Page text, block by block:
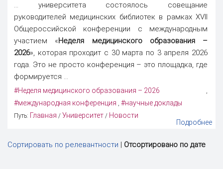
... университета состоялось совещание
руководителей медицинских библиотек в рамках XVII
Общероссийской конференции с международным
участием «Неделя медицинского образования –
2026», которая проходит с 30 марта по 3 апреля 2026
года. Это не просто конференция – это площадка, где
формируется ...
#Неделя медицинского образования – 2026 ,
#международная конференция , #научные доклады
Путь: Главная / Университет / Новости
Подробнее
Сортировать по релевантности | Отсортировано по дате